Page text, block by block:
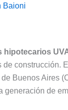
Baioni
hipotecarios
construcción.
Buenos Aires
generación de